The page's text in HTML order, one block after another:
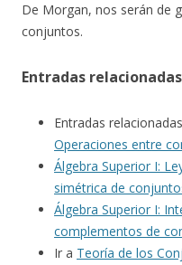
De Morgan, nos serán de
conjuntos.
Entradas relacionadas
Entradas
Operaciones entre
Álgebra Superior I:
simétrica de
Álgebra Superior I:
complementos de
Ir a Teoría de los